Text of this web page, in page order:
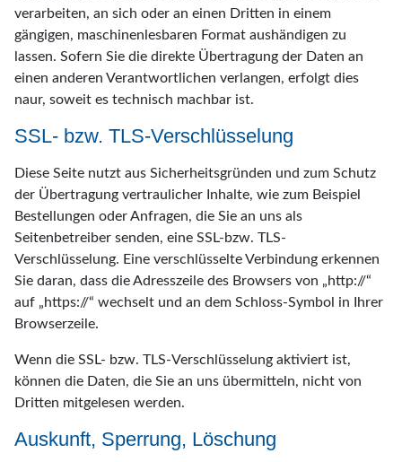
verarbeiten, an sich oder an einen Dritten in einem
gängigen, maschinenlesbaren Format aushändigen zu
lassen. Sofern Sie die direkte Übertragung der Daten an
einen anderen Verantwortlichen verlangen, erfolgt dies
naur, soweit es technisch machbar ist.
SSL- bzw. TLS-Verschlüsselung
Diese Seite nutzt aus Sicherheitsgründen und zum Schutz
der Übertragung vertraulicher Inhalte, wie zum Beispiel
Bestellungen oder Anfragen, die Sie an uns als
Seitenbetreiber senden, eine SSL-bzw. TLS-
Verschlüsselung. Eine verschlüsselte Verbindung erkennen
Sie daran, dass die Adresszeile des Browsers von „http://“
auf „https://“ wechselt und an dem Schloss-Symbol in Ihrer
Browserzeile.
Wenn die SSL- bzw. TLS-Verschlüsselung aktiviert ist,
können die Daten, die Sie an uns übermitteln, nicht von
Dritten mitgelesen werden.
Auskunft, Sperrung, Löschung